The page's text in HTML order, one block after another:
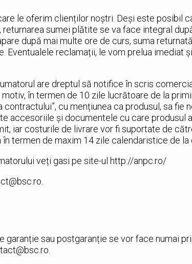
le oferim clienților noștri. Deși este posibil
sumei plătite se va face integral
după mai multe ore de curs, suma
reclamații, le vom prelua imediat
are dreptul să notifice în scris
în termen de 10 zile lucrătoare de la
cu mențiunea ca produsul, sa fie
accesoriile și documentele cu care produsul
iar costurile de livrare vor fi suportate de
termen de maxim 14 zile calendaristice de la
veți gasi pe site-ul http://anpc.ro/
garanție sau postgaranție se vor face numai